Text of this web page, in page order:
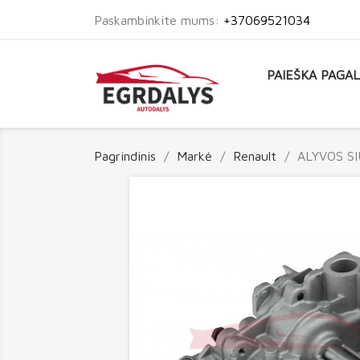
Paskambinkite mums: +37069521034
PAIEŠKA
Pagrindinis Markė Renault ALYVOS